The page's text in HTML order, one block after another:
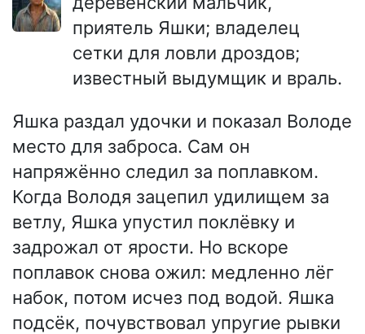
приятель Яшки; владелец
сетки для ловли дроздов;
известный выдумщик и враль.
Яшка раздал удочки и показал Володе
место для заброса. Сам он
напряжённо следил за поплавком.
Когда Володя зацепил удилищем за
ветлу, Яшка упустил поклёвку и
задрожал от ярости. Но вскоре
поплавок снова ожил: медленно лёг
набок, потом исчез под водой. Яшка
подсёк, почувствовал упругие рывки